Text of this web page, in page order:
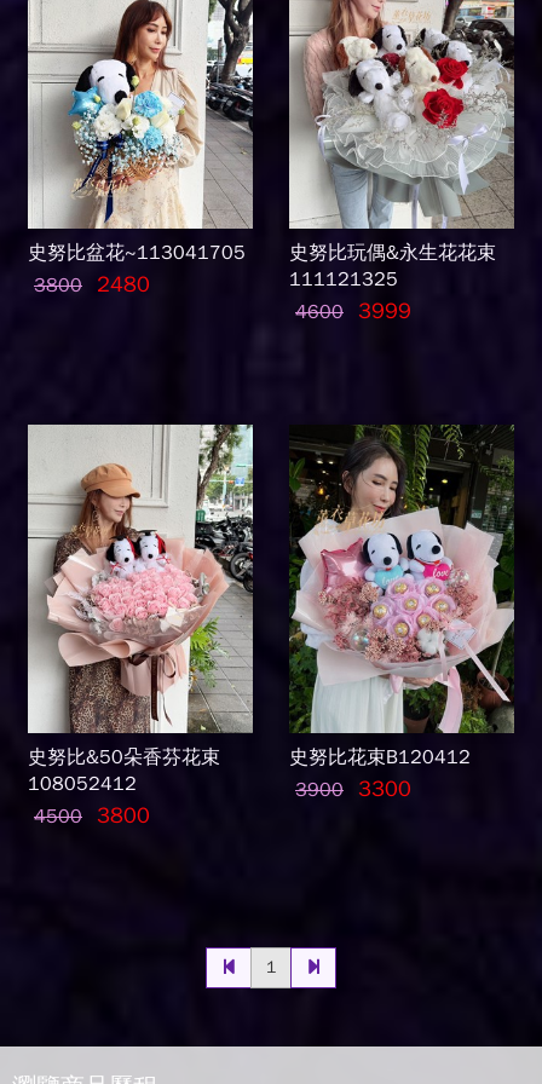
史努比盆花~113041705
3800
2480
史努比玩偶&永生花花束
111121325
4600
3999
史努比&50朵香芬花束
108052412
4500
3800
史努比花束B120412
3900 3300
1